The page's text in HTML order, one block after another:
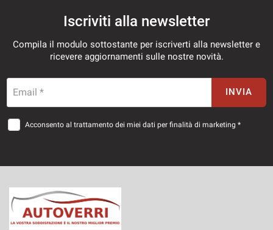
Iscriviti alla newsletter
Compila il modulo sottostante per iscriverti alla newsletter e
ricevere aggiornamenti sulle nostre novità.
Email * INVIA
Acconsento al trattamento dei miei dati per finalità di marketing *